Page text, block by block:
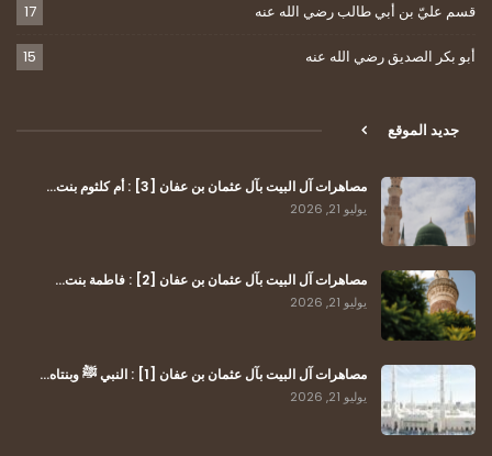
قسم عليّ بن أبي طالب رضي الله عنه 17
أبو بكر الصديق رضي الله عنه 15
جديد الموقع
مصاهرات آل البيت بآل عثمان بن عفان [3] : أم كلثوم بنت…
يوليو 21, 2026
مصاهرات آل البيت بآل عثمان بن عفان [2] : فاطمة بنت…
يوليو 21, 2026
مصاهرات آل البيت بآل عثمان بن عفان [1] : النبي ﷺ وبنتاه…
يوليو 21, 2026